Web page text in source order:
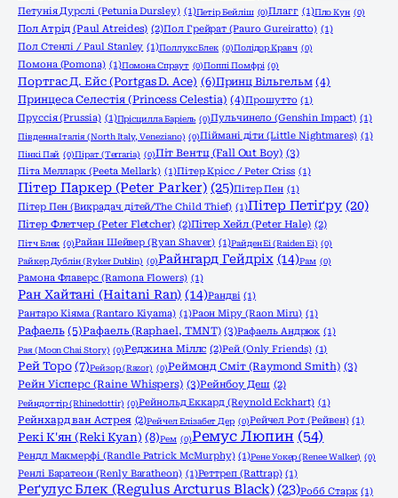
Петунія Дурслі (Petunia Dursley) (1)Петір Бейліш (0)Плагг (1)Пло Кун (0)
Пол Атрід (Paul Atreides) (2)Пол Грейрат (Pauro Gureiratto) (1)
Пол Стенлі / Paul Stanley (1)Поллукс Блек (0)Полідор Кравч (0)
Помона (Pomona) (1)Помона Спраут (0)Поппі Помфрі (0)
Портгас Д. Ейс (Portgas D. Ace) (6)Принц Вільгельм (4)
Принцеса Селестія (Princess Celestia) (4)Прошутто (1)
Пруссія (Prussia) (1)Прісцилла Баріель (0)Пульчинело (Genshin Impact) (1)
Південна Італія (North Italy, Veneziano) (0)Піймані діти (Little Nightmares) (1)
Пінкі Пай (0)Пірат (Terraria) (0)Піт Вентц (Fall Out Boy) (3)
Піта Мелларк (Peeta Mellark) (1)Пітер Крісс / Peter Criss (1)
Пітер Паркер (Peter Parker) (25)Пітер Пен (1)
Пітер Пен (Викрадач дітей/The Child Thief) (1)Пітер Петіґру (20)
Пітер Флетчер (Peter Fletcher) (2)Пітер Хейл (Peter Hale) (2)
Пітч Блек (0)Райан Шейвер (Ryan Shaver) (1)Райден Еі (Raiden Ei) (0)
Райкер Дублін (Ryker Dublin) (0)Райнгард Гейдріх (14)Рам (0)
Рамона Флаверс (Ramona Flowers) (1)
Ран Хайтані (Haitani Ran) (14)Рандві (1)
Рантаро Кіяма (Rantaro Kiyama) (1)Раон Міру (Raon Miru) (1)
Рафаель (5)Рафаель (Raphael, TMNT) (3)Рафаель Андрюк (1)
Рая (Moon Chai Story) (0)Реджина Міллс (2)Рей (Only Friends) (1)
Рей Торо (7)Рейзор (Razor) (0)Реймонд Сміт (Raymond Smith) (3)
Рейн Уісперс (Raine Whispers) (3)Рейнбоу Деш (2)
Рейндоттір (Rhinedottir) (0)Рейнольд Еккард (Reynold Eckhart) (1)
Рейнхард ван Астрея (2)Рейчел Елізабет Дер (0)Рейчел Рот (Рейвен) (1)
Рекі К'ян (Reki Kyan) (8)Рем (0)Ремус Люпин (54)
Рендл Макмерфі (Randle Patrick McMurphy) (1)Рене Уокер (Renee Walker) (0)
Ренлі Баратеон (Renly Baratheon) (1)Реттреп (Rattrap) (1)
Реґулус Блек (Regulus Arcturus Black) (23)Робб Старк (1)